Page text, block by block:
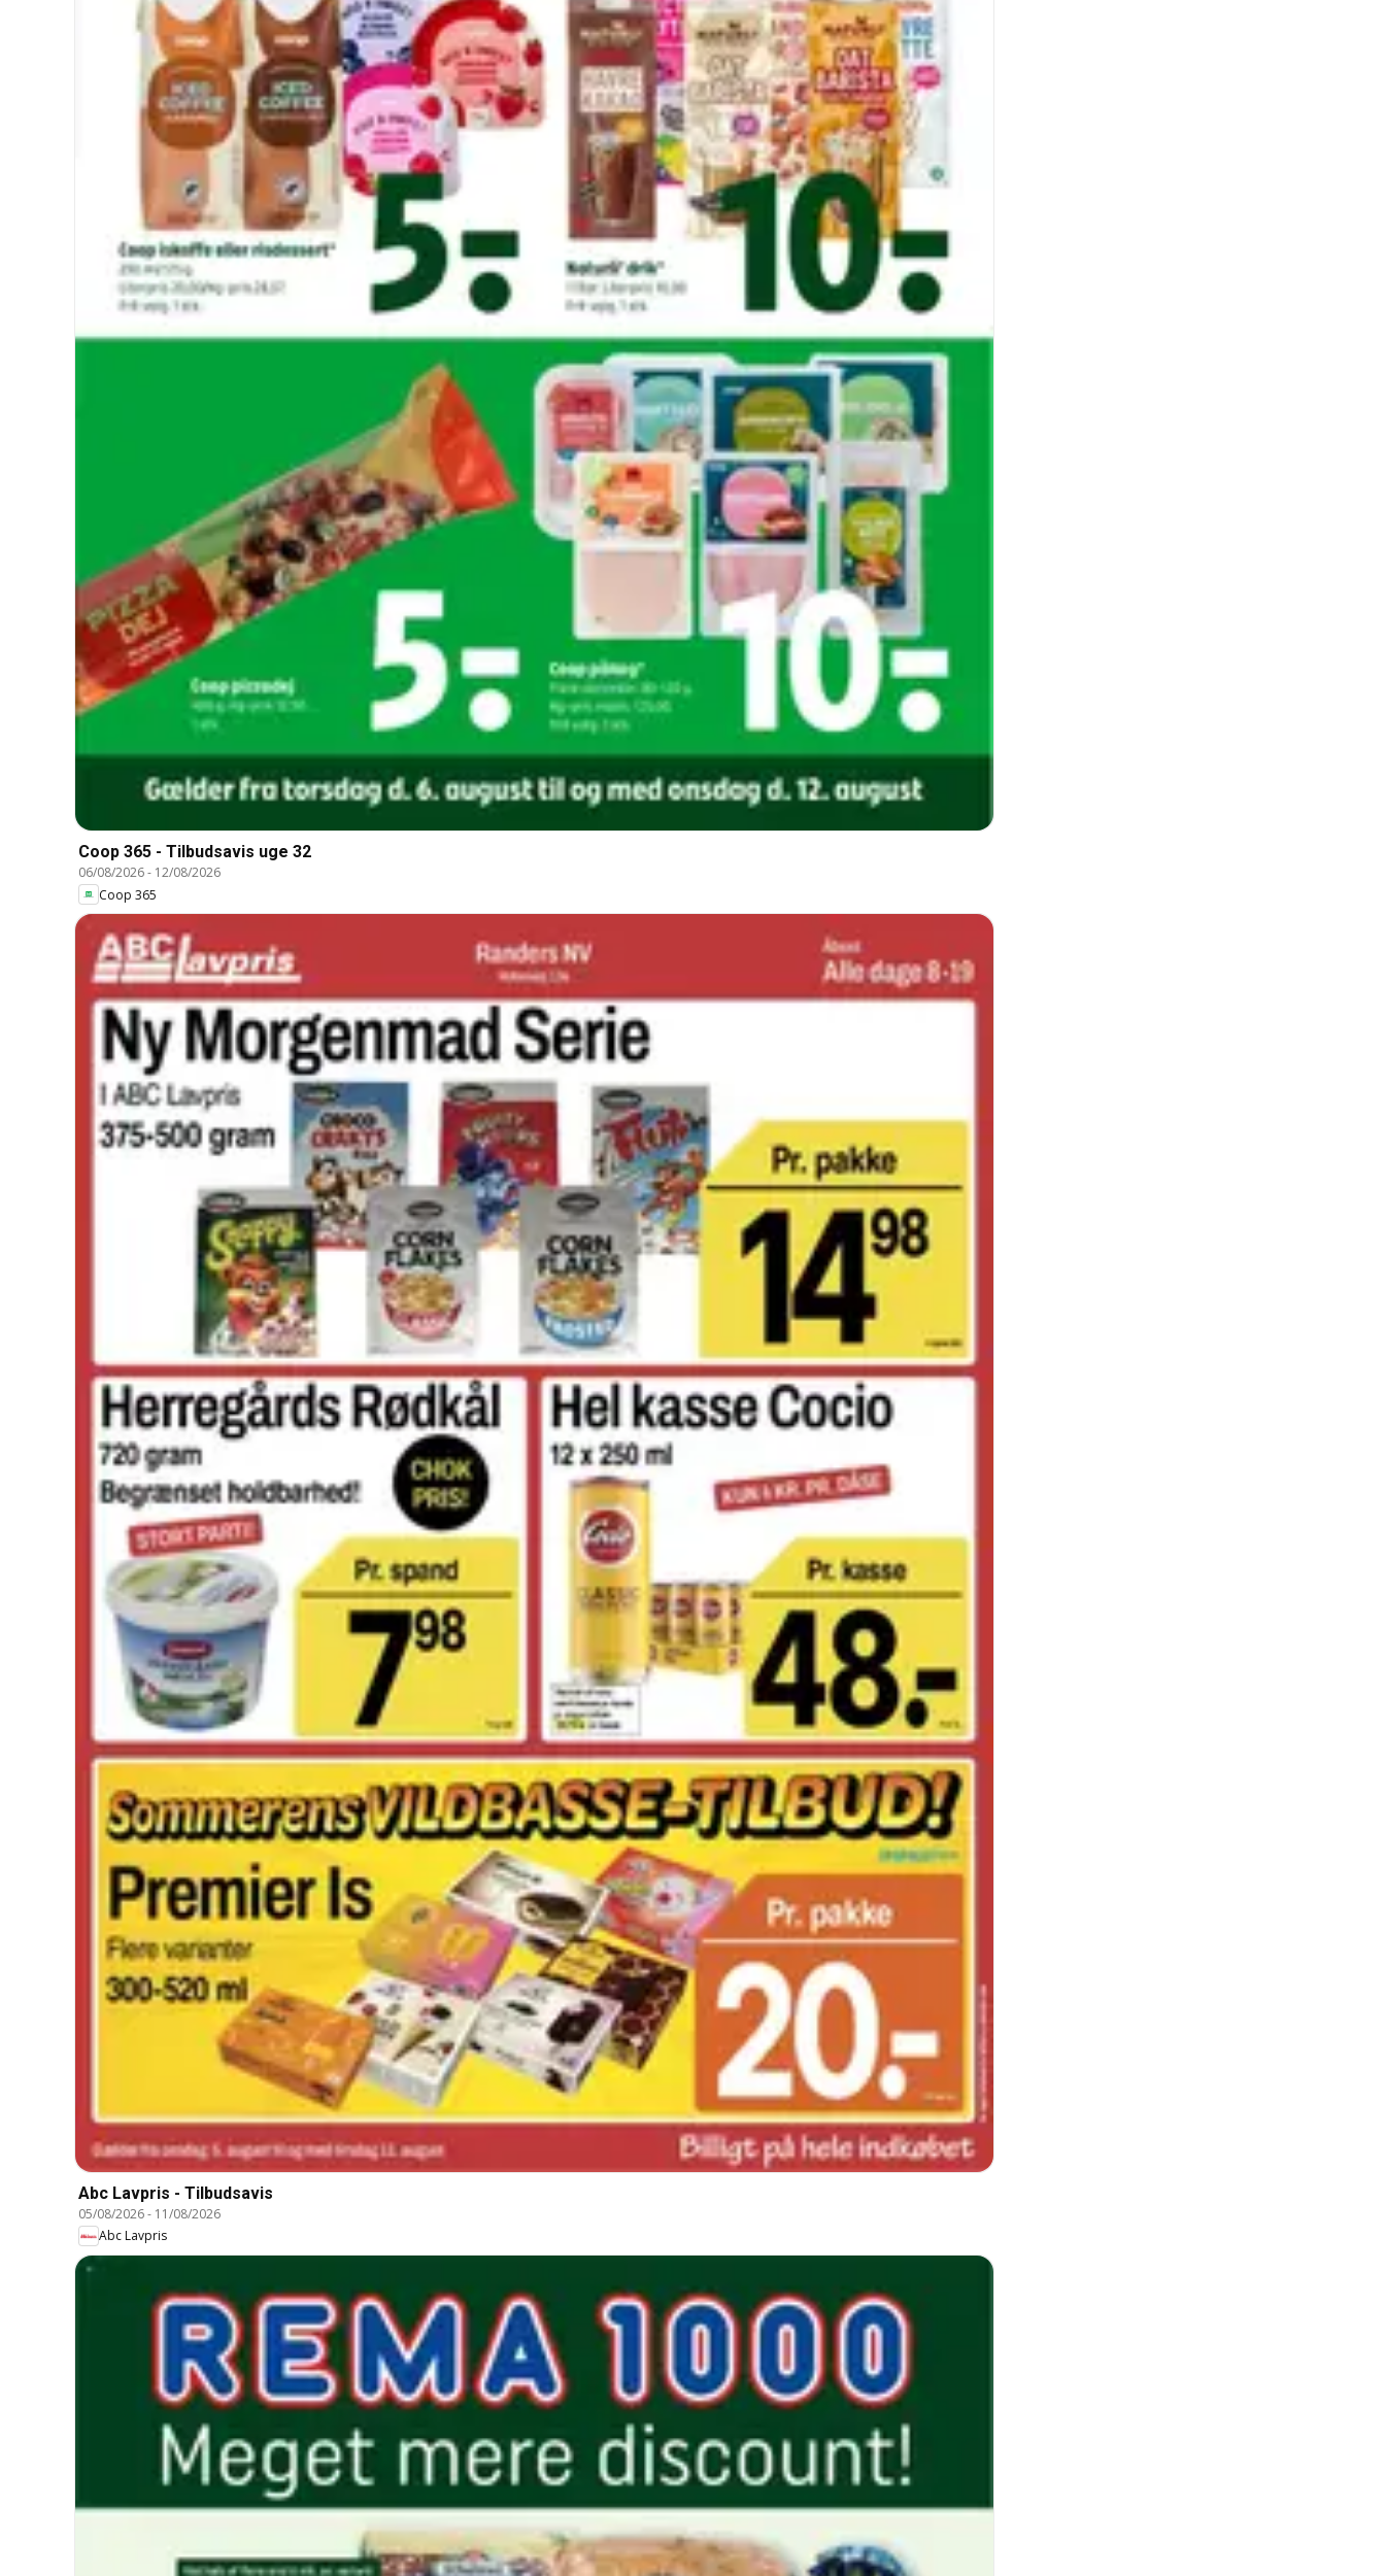
Coop 365 - Tilbudsavis uge 32
06/08/2026- 12/08/2026
Coop 365
Abc Lavpris - Tilbudsavis
05/08/2026- 11/08/2026
Abc Lavpris